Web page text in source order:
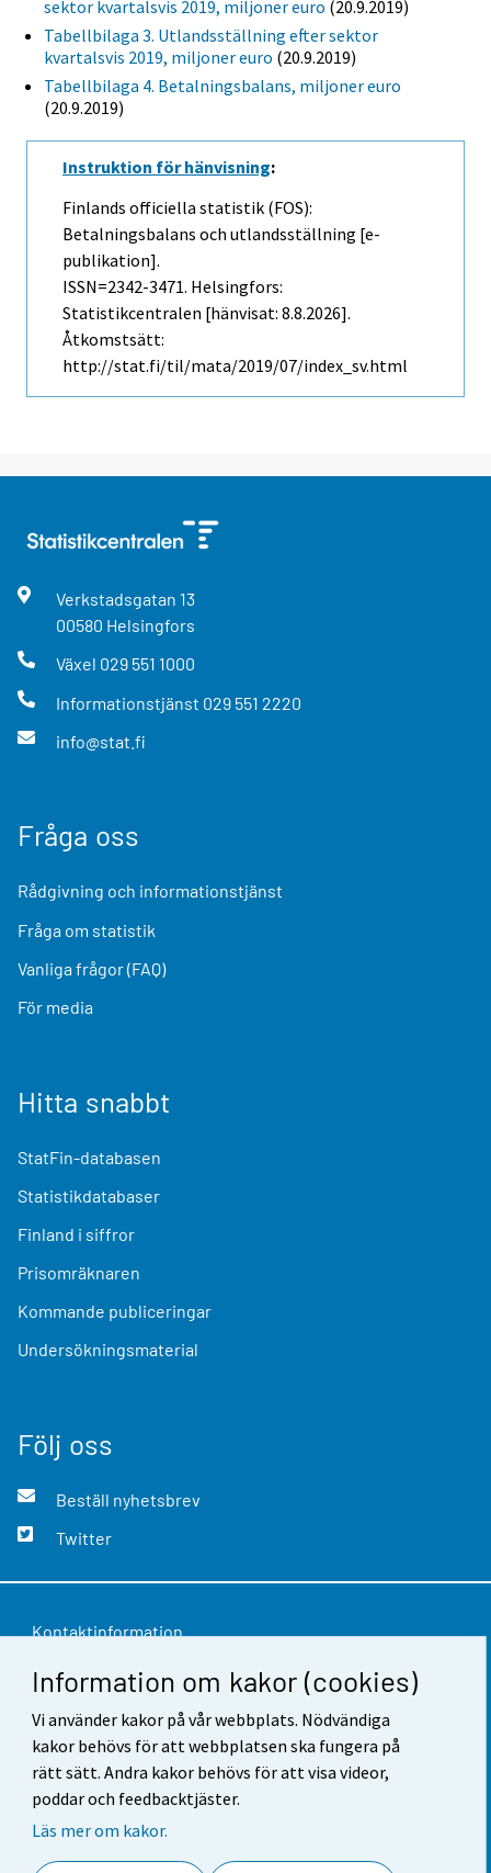
Information om kakor (cookies)
Vi använder kakor på vår webbplats. Nödvändiga
kakor behövs för att webbplatsen ska fungera på
rätt sätt. Andra kakor behövs för att visa videor,
poddar och feedbacktjäster.
Läs mer om kakor.
sektor kvartalsvis 2019, miljoner euro (20.9.2019)
Tabellbilaga 3. Utlandsställning efter sektor
kvartalsvis 2019, miljoner euro (20.9.2019)
Tabellbilaga 4. Betalningsbalans, miljoner euro
(20.9.2019)
Instruktion för hänvisning:
Finlands officiella statistik (FOS):
Betalningsbalans och utlandsställning [e-
publikation].
ISSN=2342-3471. Helsingfors:
Statistikcentralen [hänvisat: 8.8.2026].
Åtkomstsätt:
http://stat.fi/til/mata/2019/07/index_sv.html
Verkstadsgatan 13
00580 Helsingfors
Växel 029 551 1000
Informationstjänst 029 551 2220
info@stat.fi
Fråga oss
Rådgivning och informationstjänst
Fråga om statistik
Vanliga frågor (FAQ)
För media
Hitta snabbt
StatFin-databasen
Statistikdatabaser
Finland i siffror
Prisomräknaren
Kommande publiceringar
Undersökningsmaterial
Följ oss
Beställ nyhetsbrev
Twitter
Kontaktinformation
Respons
Användarvillkor
Dataskydd
Tillgänglighet